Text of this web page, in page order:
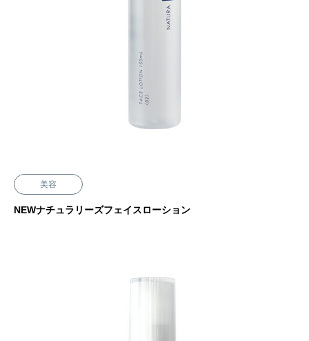
美容
NEWナチュラリーズフェイスローション